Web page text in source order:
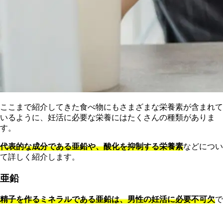
ここまで紹介してきた食べ物にもさまざまな栄養素が含まれて
いるように、妊活に必要な栄養にはたくさんの種類がありま
す。
代表的な成分である亜鉛や、酸化を抑制する栄養素などについ
て詳しく紹介します。
亜鉛
精子を作るミネラルである亜鉛は、男性の妊活に必要不可欠で